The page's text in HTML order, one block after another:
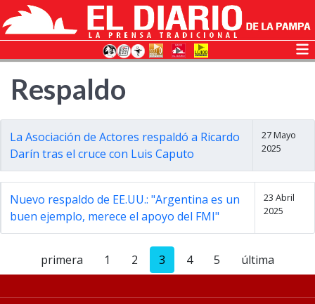
Respaldo
La Asociación de Actores respaldó a Ricardo
Darín tras el cruce con Luis Caputo
27 Mayo
2025
Nuevo respaldo de EE.UU.: "Argentina es un
buen ejemplo, merece el apoyo del FMI"
23 Abril
2025
primera 1 2 3 4 5 última